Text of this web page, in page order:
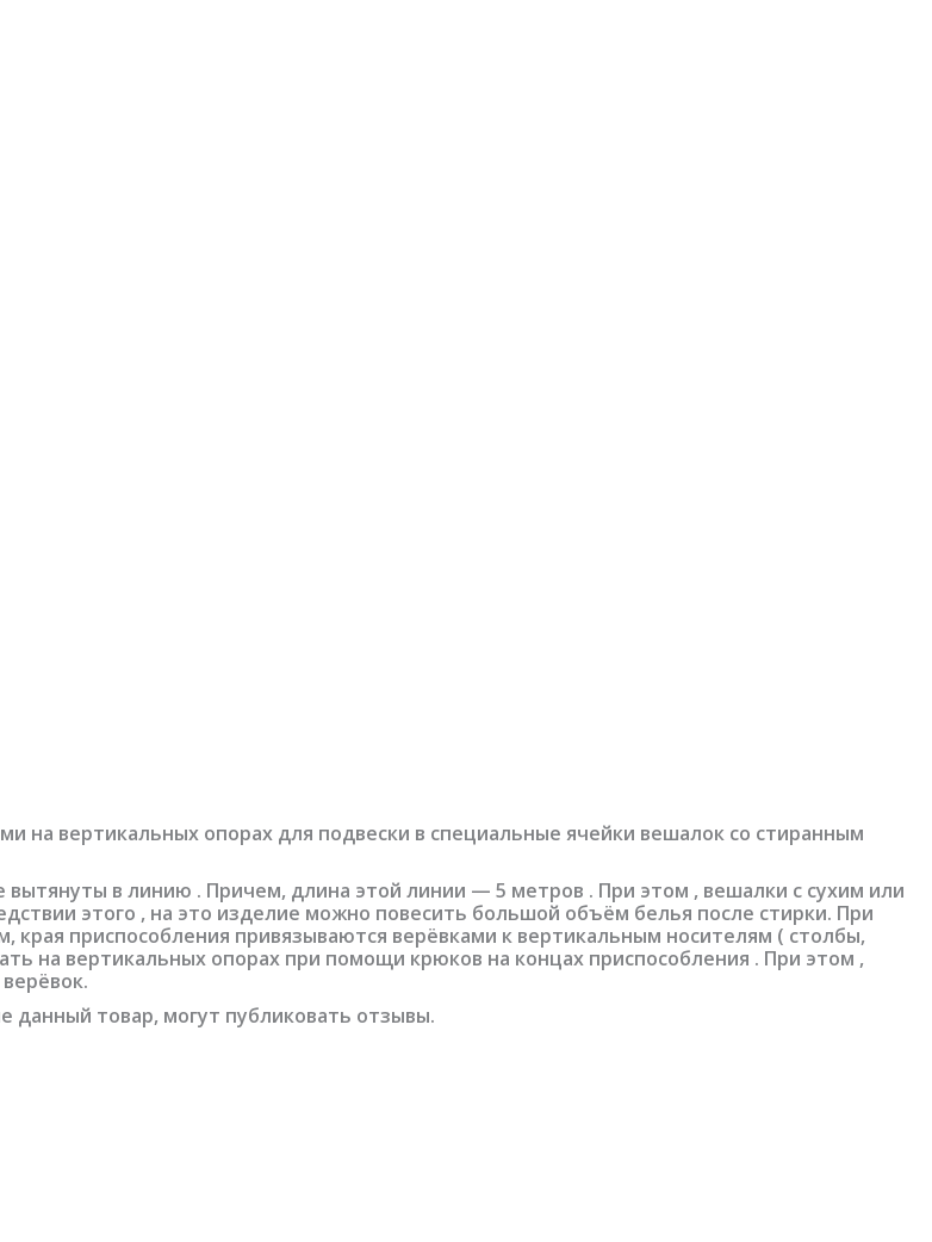
на вертикальных опорах для подвески в специальные ячейки вешалок со стиранным
в линию . Причем, длина этой линии — 5 метров . При этом , вешалки с сухим или
этого , на это изделие можно повесить большой объём белья после стирки. При
края приспособления привязываются верёвками к вертикальным носителям ( столбы,
на вертикальных опорах при помощи крюков на концах приспособления . При этом ,
данный товар, могут публиковать отзывы.